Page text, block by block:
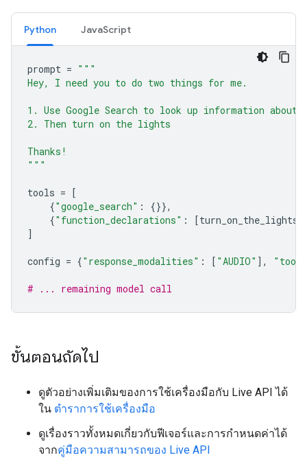
Python JavaScript
prompt = """
Hey, I need you to do two things for me.
1. Use Google Search to look up information
2. Then turn on the lights
Thanks!
"""
tools = [
{"google_search" :
{}},
{"function_declarations" : [turn_on_the_lights
]
config = {"response_modalities" : [ "AUDIO" ],
# ... remaining model call
ขั้นตอนถัดไป
ดูตัวอย่างเพิ่มเติมของการใช้เครื่องมือกับ Live API ได้
ใน ตำราการใช้เครื่องมือ
ดูเรื่องราวทั้งหมดเกี่ยวกับฟีเจอร์และการกำหนดค่าได้
จากคู่มือความสามารถของ Live API